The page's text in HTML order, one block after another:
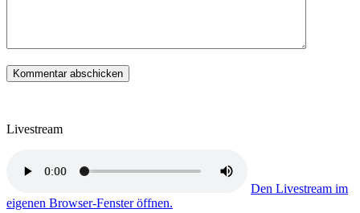
Livestream
Den Livestream im
eigenen Browser-Fenster öffnen.